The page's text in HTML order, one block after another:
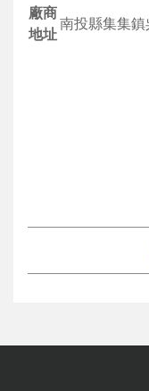
廠商
地址
南投縣集集